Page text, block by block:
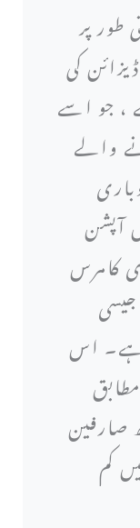
طور پر
کی
، جو اسے
والے
آپشن
کامرس
ہے۔ اس
صارفین
کم